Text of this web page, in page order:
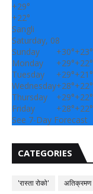
+29°
+22°
Sangli
Saturday, 08
Sunday
+30°+23°
Monday
+29°+22°
Tuesday
+29°+21°
Wednesday+28°+22°
Thursday
+29°+22°
Friday
+28°+22°
See 7-Day Forecast
CATEGORIES
'रास्ता रोको' अतिक्रमण